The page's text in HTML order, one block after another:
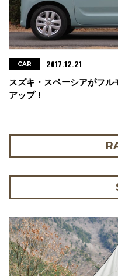
スズキ・スペーシアがフ
アップ！
CAR 2017.12.21